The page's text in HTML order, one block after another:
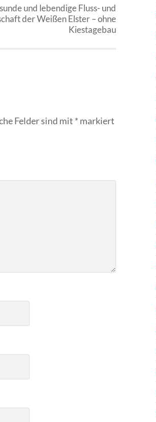
und lebendige Fluss- und
der Weißen Elster – ohne
Kiestagebau
Felder sind mit * markiert